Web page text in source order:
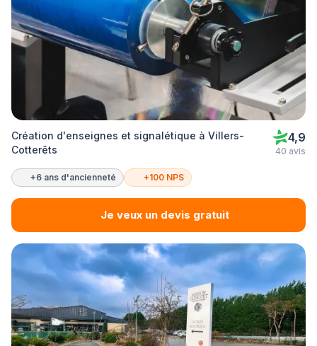
Création d'enseignes et signalétique à Villers-
Cotterêts
4,9
40 avis
+6 ans d'ancienneté +100 NPS
Je veux un devis gratuit